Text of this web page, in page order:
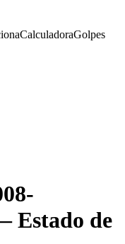
CalculadoraGolpes
Estado de